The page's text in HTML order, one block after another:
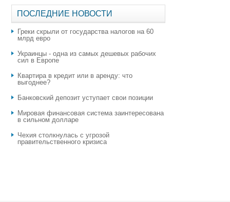
ПОСЛЕДНИЕ НОВОСТИ
Греки скрыли от государства налогов на 60
млрд евро
Украинцы - одна из самых дешевых рабочих
сил в Европе
Квартира в кредит или в аренду: что
выгоднее?
​Банковский депозит уступает свои позиции
Мировая финансовая система заинтересована
в сильном долларе
Чехия столкнулась с угрозой
правительственного кризиса